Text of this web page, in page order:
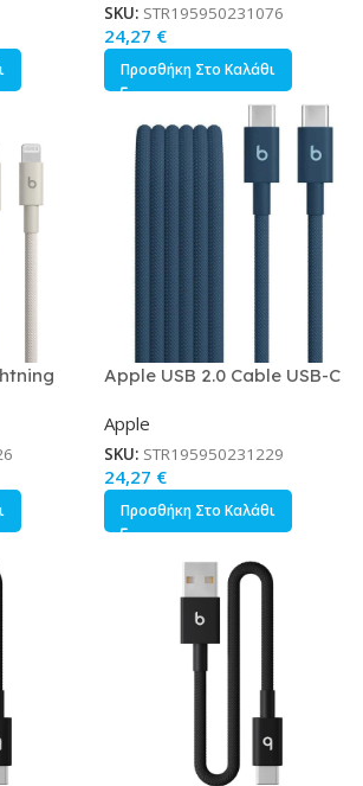
SKU: STR195950231076
24,27 €
Προσθήκη Στο Καλάθι
Apple USB 2.0 Cable USB-C
MDGE4EE/A
Apple
SKU: STR195950231229
24,27 €
Προσθήκη Στο Καλάθι